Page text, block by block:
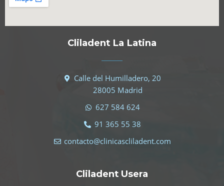
Cliladent La Latina
Calle del Humilladero, 20
28005 Madrid
627 584 624
91 365 55 38
contacto@clinicascliladent.com
Cliladent Usera